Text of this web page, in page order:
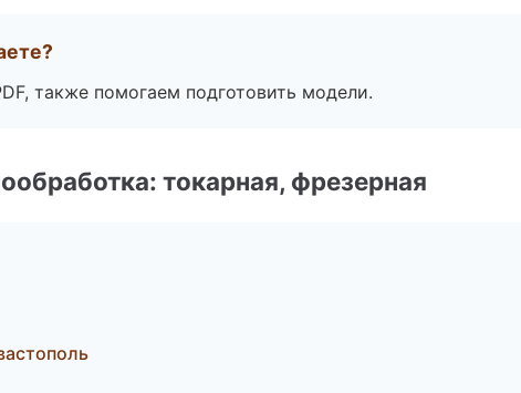
также помогаем подготовить модели.
токарная, фрезерная